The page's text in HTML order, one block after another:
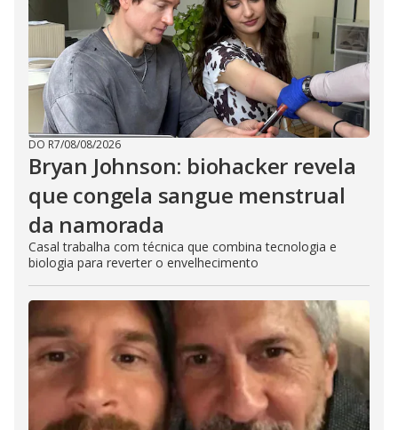
DO R7/08/08/2026
Bryan Johnson: biohacker revela
que congela sangue menstrual
da namorada
Casal trabalha com técnica que combina tecnologia e
biologia para reverter o envelhecimento